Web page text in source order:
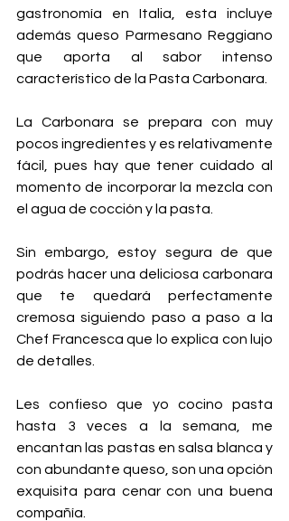
gastronomía en Italia, esta incluye
además queso Parmesano Reggiano
que aporta al sabor intenso
La Carbonara se prepara con muy
pocos ingredientes y es relativamente
fácil, pues hay que tener cuidado al
momento de incorporar la mezcla con
el agua de cocción y la pasta.
Sin embargo, estoy segura de que
podrás hacer una deliciosa carbonara
que te quedará perfectamente
cremosa siguiendo paso a paso a la
Chef Francesca que lo explica con lujo
de detalles.
Les confieso que yo cocino pasta
hasta 3 veces a la semana, me
encantan las pastas en salsa blanca y
con abundante queso, son una opción
exquisita para cenar con una buena
compañía.